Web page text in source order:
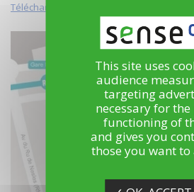
Télécharger le plan d'accès
This site uses
audience
targeting
necessary for
functioning of
and gives you
those you want to